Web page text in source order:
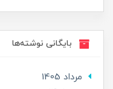
بایگانی نوشته‌ها
مرداد 1405